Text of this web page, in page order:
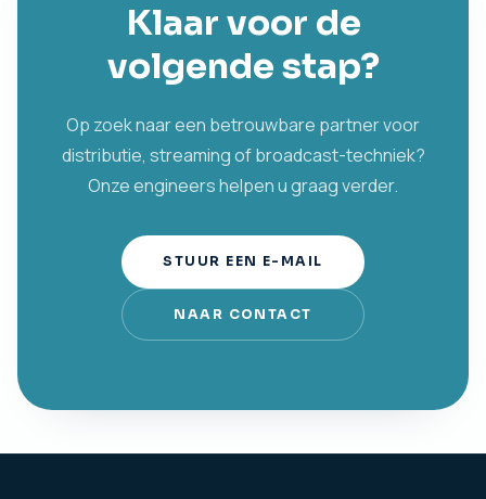
Klaar voor de
volgende stap?
Op zoek naar een betrouwbare partner voor
distributie, streaming of broadcast-techniek?
Onze engineers helpen u graag verder.
STUUR EEN E-MAIL
NAAR CONTACT